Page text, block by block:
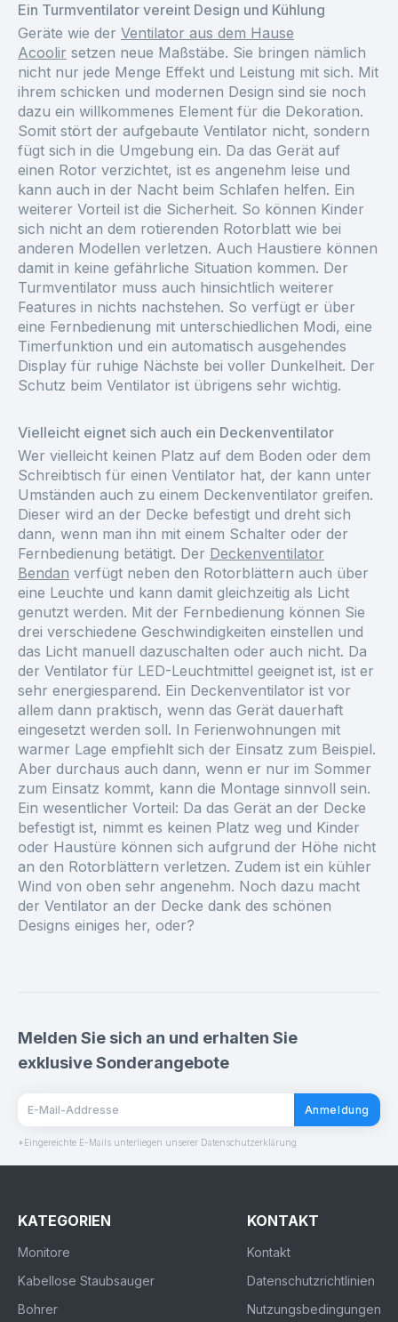
Ein Turmventilator vereint Design und Kühlung
Geräte wie der Ventilator aus dem Hause
Acoolir setzen neue Maßstäbe. Sie bringen nämlich
nicht nur jede Menge Effekt und Leistung mit sich. Mit
ihrem schicken und modernen Design sind sie noch
dazu ein willkommenes Element für die Dekoration.
Somit stört der aufgebaute Ventilator nicht, sondern
fügt sich in die Umgebung ein. Da das Gerät auf
einen Rotor verzichtet, ist es angenehm leise und
kann auch in der Nacht beim Schlafen helfen. Ein
weiterer Vorteil ist die Sicherheit. So können Kinder
sich nicht an dem rotierenden Rotorblatt wie bei
anderen Modellen verletzen. Auch Haustiere können
damit in keine gefährliche Situation kommen. Der
Turmventilator muss auch hinsichtlich weiterer
Features in nichts nachstehen. So verfügt er über
eine Fernbedienung mit unterschiedlichen Modi, eine
Timerfunktion und ein automatisch ausgehendes
Display für ruhige Nächste bei voller Dunkelheit. Der
Schutz beim Ventilator ist übrigens sehr wichtig.
Vielleicht eignet sich auch ein Deckenventilator
Wer vielleicht keinen Platz auf dem Boden oder dem
Schreibtisch für einen Ventilator hat, der kann unter
Umständen auch zu einem Deckenventilator greifen.
Dieser wird an der Decke befestigt und dreht sich
dann, wenn man ihn mit einem Schalter oder der
Fernbedienung betätigt. Der Deckenventilator
Bendan verfügt neben den Rotorblättern auch über
eine Leuchte und kann damit gleichzeitig als Licht
genutzt werden. Mit der Fernbedienung können Sie
drei verschiedene Geschwindigkeiten einstellen und
das Licht manuell dazuschalten oder auch nicht. Da
der Ventilator für LED-Leuchtmittel geeignet ist, ist er
sehr energiesparend. Ein Deckenventilator ist vor
allem dann praktisch, wenn das Gerät dauerhaft
eingesetzt werden soll. In Ferienwohnungen mit
warmer Lage empfiehlt sich der Einsatz zum Beispiel.
Aber durchaus auch dann, wenn er nur im Sommer
zum Einsatz kommt, kann die Montage sinnvoll sein.
Ein wesentlicher Vorteil: Da das Gerät an der Decke
befestigt ist, nimmt es keinen Platz weg und Kinder
oder Haustüre können sich aufgrund der Höhe nicht
an den Rotorblättern verletzen. Zudem ist ein kühler
Wind von oben sehr angenehm. Noch dazu macht
der Ventilator an der Decke dank des schönen
Designs einiges her, oder?
Melden Sie sich an und erhalten Sie
exklusive Sonderangebote
Anmeldung
*Eingereichte E-Mails unterliegen unserer Datenschutzerklärung
KATEGORIEN
Monitore
Kabellose Staubsauger
Bohrer
KONTAKT
Kontakt
Datenschutzrichtlinien
Nutzungsbedingungen